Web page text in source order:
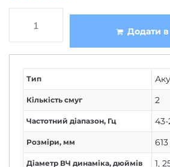
Додати
Тип
Кількість смуг 2
Частотний діапазон, Гц
Розміри, мм
Діаметр ВЧ динаміка, дюймів 1,